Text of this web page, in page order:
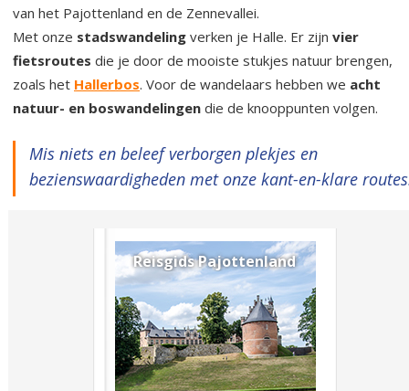
van het Pajottenland en de Zennevallei.
Met onze stadswandeling verken je Halle. Er zijn vier
fietsroutes die je door de mooiste stukjes natuur brengen,
zoals het Hallerbos. Voor de wandelaars hebben we acht
natuur- en boswandelingen die de knooppunten volgen.
Mis niets en beleef verborgen plekjes en
bezienswaardigheden met onze kant-en-klare
Reisgids Pajottenland